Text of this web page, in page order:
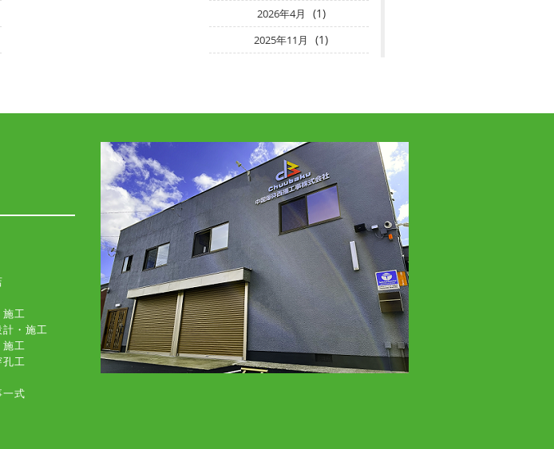
2026年4月 (1)
2025年11月 (1)
(2)
2024年8月 (1)
2024年7月 (2)
2024年3月 (1)
2024年2月 (1)
2024年1月 (2)
2023年12月 (1)
2023年9月 (4)
2023年8月 (2)
2023年7月 (1)
工
・施工
工
工
式